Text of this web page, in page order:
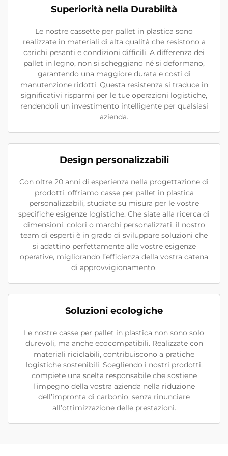
Superiorità nella Durabilità
Le nostre cassette per pallet in plastica sono
realizzate in materiali di alta qualità che resistono a
carichi pesanti e condizioni difficili. A differenza dei
pallet in legno, non si scheggiano né si deformano,
garantendo una maggiore durata e costi di
manutenzione ridotti. Questa resistenza si traduce in
significativi risparmi per le tue operazioni logistiche,
rendendoli un investimento intelligente per qualsiasi
azienda.
Design personalizzabili
Con oltre 20 anni di esperienza nella progettazione di
prodotti, offriamo casse per pallet in plastica
personalizzabili, studiate su misura per le vostre
specifiche esigenze logistiche. Che siate alla ricerca di
dimensioni, colori o marchi personalizzati, il nostro
team di esperti è in grado di sviluppare soluzioni che
si adattino perfettamente alle vostre esigenze
operative, migliorando l’efficienza della vostra catena
di approvvigionamento.
Soluzioni ecologiche
Le nostre casse per pallet in plastica non sono solo
durevoli, ma anche ecocompatibili. Realizzate con
materiali riciclabili, contribuiscono a pratiche
logistiche sostenibili. Scegliendo i nostri prodotti,
compiete una scelta responsabile che sostiene
l’impegno della vostra azienda nella riduzione
dell’impronta di carbonio, senza rinunciare
all’ottimizzazione delle prestazioni.